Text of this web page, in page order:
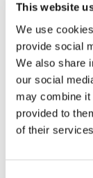
This website
We use
provide social
We also share
our social
may combine it
provided to
of their